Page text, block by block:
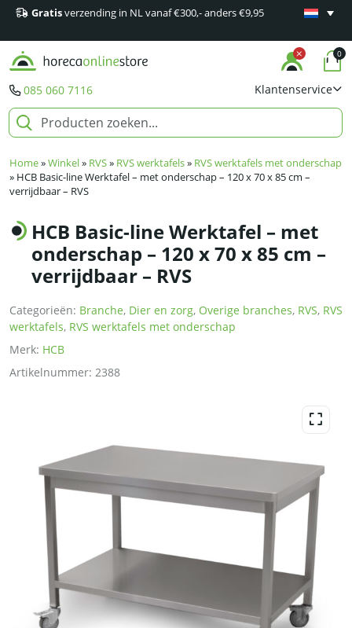
Gratisverzending in NL vanaf €300,- anders €9,95
Minimaal
085 060 7116 Klantenservice
0
Home»Winkel» RVS» RVS werktafels» RVS werktafels met onderschap
» HCB Basic-line Werktafel – met onderschap – 120 x 70 x 85 cm –
verrijdbaar – RVS
HCB Basic-line Werktafel – met
onderschap – 120 x 70 x 85 cm –
verrijdbaar – RVS
Categorieën: Branche, Dier en zorg, Overige branches, RVS, RVS
werktafels, RVS werktafels met onderschap
Merk: HCB
Artikelnummer: 2388